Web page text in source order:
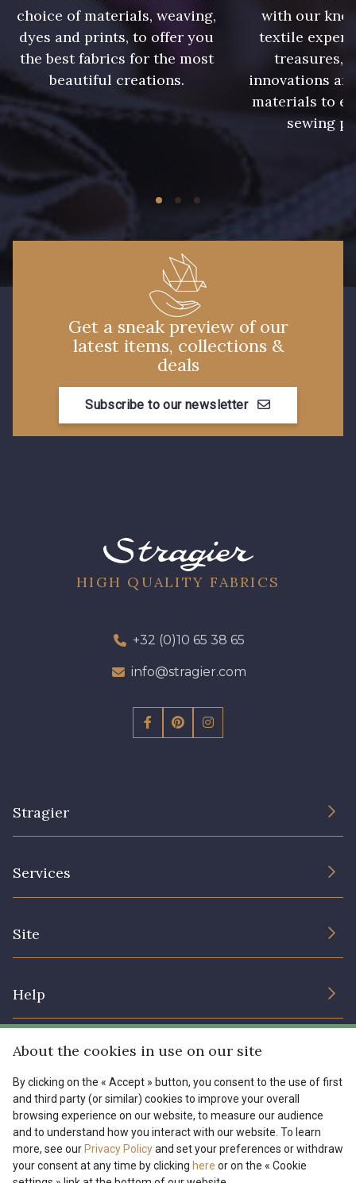
choice of materials, weaving,
dyes and prints, to offer you
the best fabrics for the most
beautiful creations.
with our
textile
treasures,
innovations
materials to
sewing
Get a sneak preview of our
latest items, collections &
deals
Subscribe to our newsletter
HIGH QUALITY FABRICS
+32 (0)10 65 38 65
info@stragier.com
Stragier
Services
Site
Help
Shipping options
My account
FAQ - Frequently asked questions
Payment options
Menu
Tous nos tissus
Magazine
FR EN
About the cookies in use on our site
By clicking on the « Accept » button, you consent to the use of first
and third party (or similar) cookies to improve your overall
browsing experience on our website, to measure our audience
and to understand how you interact with our website. To learn
more, see our Privacy Policyand set your preferences or withdraw
your consent at any time by clicking here or on the « Cookie